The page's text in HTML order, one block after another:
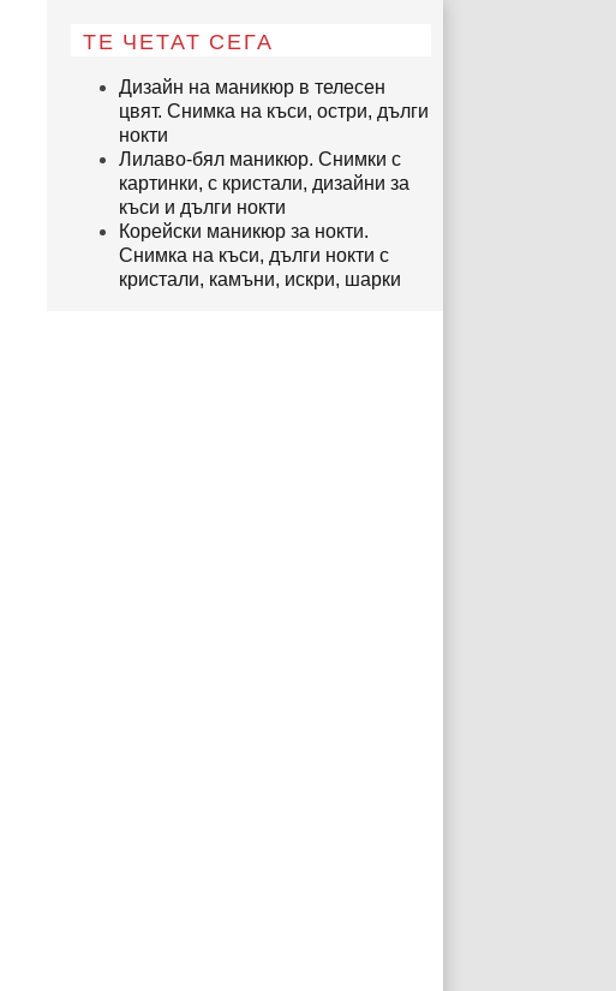
ТЕ ЧЕТАТ СЕГА
Дизайн на маникюр в телесен
цвят. Снимка на къси, остри, дълги
нокти
Лилаво-бял маникюр. Снимки с
картинки, с кристали, дизайни за
къси и дълги нокти
Корейски маникюр за нокти.
Снимка на къси, дълги нокти с
кристали, камъни, искри, шарки